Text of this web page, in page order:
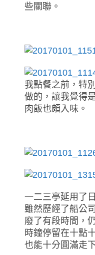
些關聯。
我點餐之前，特
做的，讓我覺得
肉飯也頗入味。
一二三亭延用了
雖然歷經了船公
廢了有段時間，
時鐘停留在十點
也能十分圓滿走